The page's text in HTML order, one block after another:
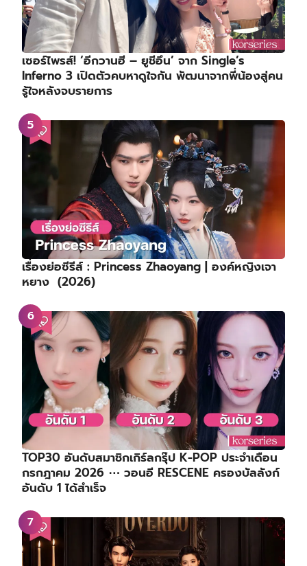
เซอร์ไพรส์! ‘อีกวานฮี – ยูชีอึน’ จาก Single’s
Inferno 3 เปิดตัวคบหาดูใจกัน พัฒนาจากพี่น้องสู่คน
รู้ใจหลังจบรายการ
เรื่องย่อซีรีส์ : Princess Zhaoyang | องค์หญิงเจา
หยาง (2026)
TOP30 อันดับสมาชิกเกิร์ลกรุ๊ป K-POP ประจำเดือน
กรกฎาคม 2026 ⋯ วอนอี RESCENE ครองบัลลังก์
อันดับ 1 ได้สำเร็จ